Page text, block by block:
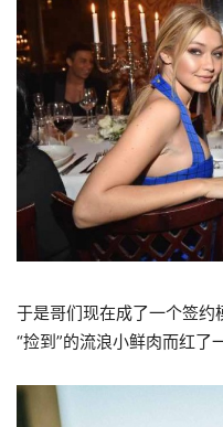
于是哥们现在成了一个签
“捡到”的流浪小鲜肉而红了